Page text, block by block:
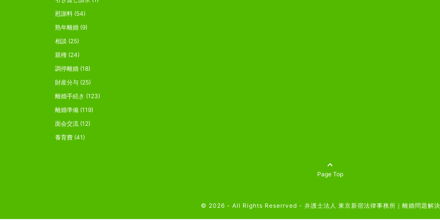
慰謝料 (54)
熟年離婚 (9)
相談 (25)
親権 (24)
調停離婚 (18)
財産分与 (25)
離婚手続き (123)
離婚準備 (119)
面会交流 (12)
養育費 (41)
Page Top
© 2026 - All Rights Reserrved - 弁護士法人 東京新宿法律事務所｜離婚問題解